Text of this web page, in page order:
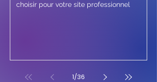
choisir pour votre site professionnel
1/36